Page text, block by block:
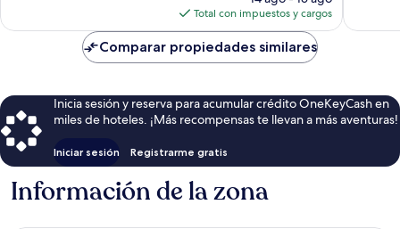
actual
es
de
$55
Total con impuestos y cargos
Comparar propiedades similares
Inicia sesión y reserva para acumular crédito OneKeyCash en
miles de hoteles. ¡Más recompensas te llevan a más aventuras!
Iniciar sesión Registrarme gratis
Información de la zona